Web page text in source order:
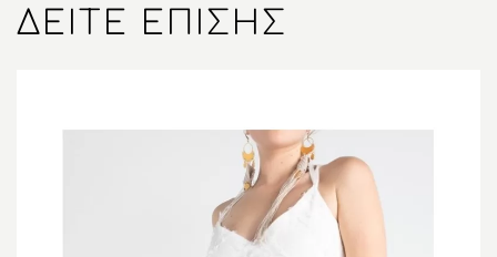
ΔΕΊΤΕ ΕΠΊΣΗΣ